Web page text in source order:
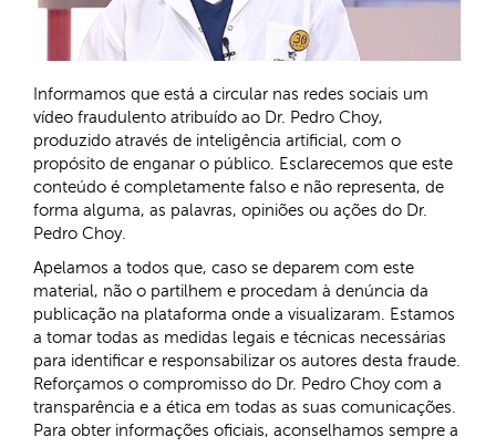
Informamos que está a circular nas redes sociais um
vídeo fraudulento atribuído ao Dr. Pedro Choy,
produzido através de inteligência artificial, com o
propósito de enganar o público. Esclarecemos que este
conteúdo é completamente falso e não representa, de
forma alguma, as palavras, opiniões ou ações do Dr.
Pedro Choy.
Apelamos a todos que, caso se deparem com este
material, não o partilhem e procedam à denúncia da
publicação na plataforma onde a visualizaram. Estamos
a tomar todas as medidas legais e técnicas necessárias
para identificar e responsabilizar os autores desta fraude.
Reforçamos o compromisso do Dr. Pedro Choy com a
transparência e a ética em todas as suas comunicações.
Para obter informações oficiais, aconselhamos sempre a